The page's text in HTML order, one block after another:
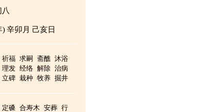
辛卯月 己亥日
祈福 求嗣 斋醮 沐浴
理发 经络 解除 治病
立碑 栽种 牧养 掘井
定磉 合寿木 安葬 行